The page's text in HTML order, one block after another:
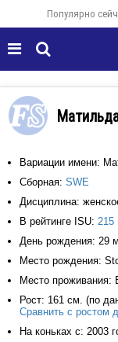
Популярно
 
Вариации имени:
Сборная: SWE
Дисциплина:
В рейтинге ISU: 215
День рождения: 29
Место рождения:
Место проживания:
Рост: 161 см. (по
Сравнить с ростом
На коньках с: 2003